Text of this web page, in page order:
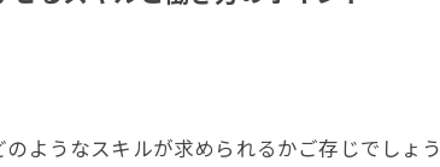
ようなスキルが求められるかご存じでしょ